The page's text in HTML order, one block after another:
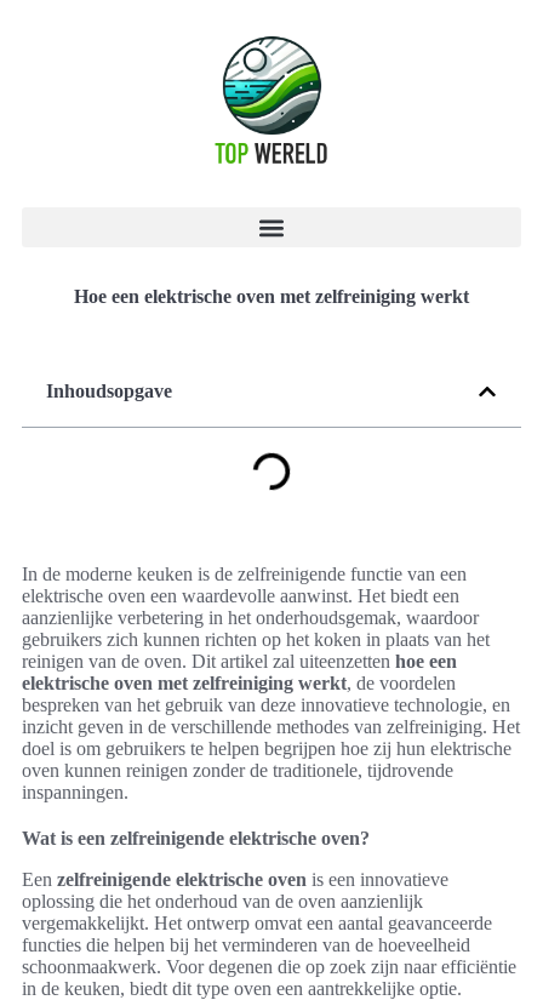
Hoe een elektrische oven met zelfreiniging werkt
Inhoudsopgave
In de moderne keuken is de zelfreinigende functie van een
elektrische oven een waardevolle aanwinst. Het biedt een
aanzienlijke verbetering in het onderhoudsgemak, waardoor
gebruikers zich kunnen richten op het koken in plaats van het
reinigen van de oven. Dit artikel zal uiteenzetten hoe een
elektrische oven met zelfreiniging werkt, de voordelen
bespreken van het gebruik van deze innovatieve technologie, en
inzicht geven in de verschillende methodes van zelfreiniging. Het
doel is om gebruikers te helpen begrijpen hoe zij hun elektrische
oven kunnen reinigen zonder de traditionele, tijdrovende
inspanningen.
Wat is een zelfreinigende elektrische oven?
Een zelfreinigende elektrische oven is een innovatieve
oplossing die het onderhoud van de oven aanzienlijk
vergemakkelijkt. Het ontwerp omvat een aantal geavanceerde
functies die helpen bij het verminderen van de hoeveelheid
schoonmaakwerk. Voor degenen die op zoek zijn naar efficiëntie
in de keuken, biedt dit type oven een aantrekkelijke optie.